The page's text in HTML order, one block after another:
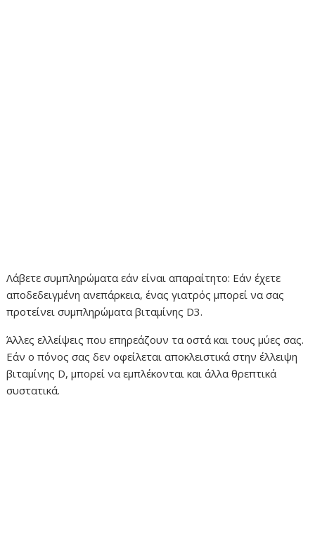
Λάβετε συμπληρώματα εάν είναι απαραίτητο: Εάν έχετε
αποδεδειγμένη ανεπάρκεια, ένας γιατρός μπορεί να σας
προτείνει συμπληρώματα βιταμίνης D3.
Άλλες ελλείψεις που επηρεάζουν τα οστά και τους μύες σας.
Εάν ο πόνος σας δεν οφείλεται αποκλειστικά στην έλλειψη
βιταμίνης D, μπορεί να εμπλέκονται και άλλα θρεπτικά
συστατικά.